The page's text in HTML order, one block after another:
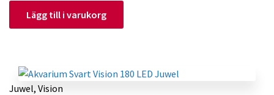
Lägg till i varukorg
Juwel, Vision